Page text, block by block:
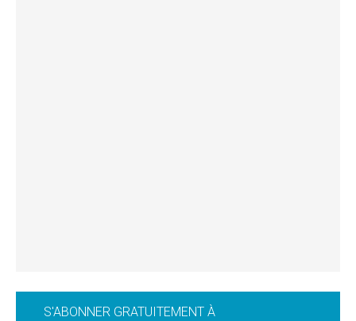
S'ABONNER GRATUITEMENT À